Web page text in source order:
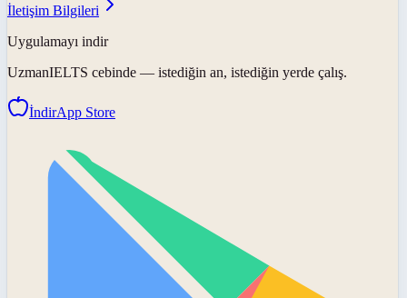
İletişim Bilgileri
Uygulamayı indir
UzmanIELTS cebinde — istediğin an, istediğin yerde çalış.
İndirApp Store